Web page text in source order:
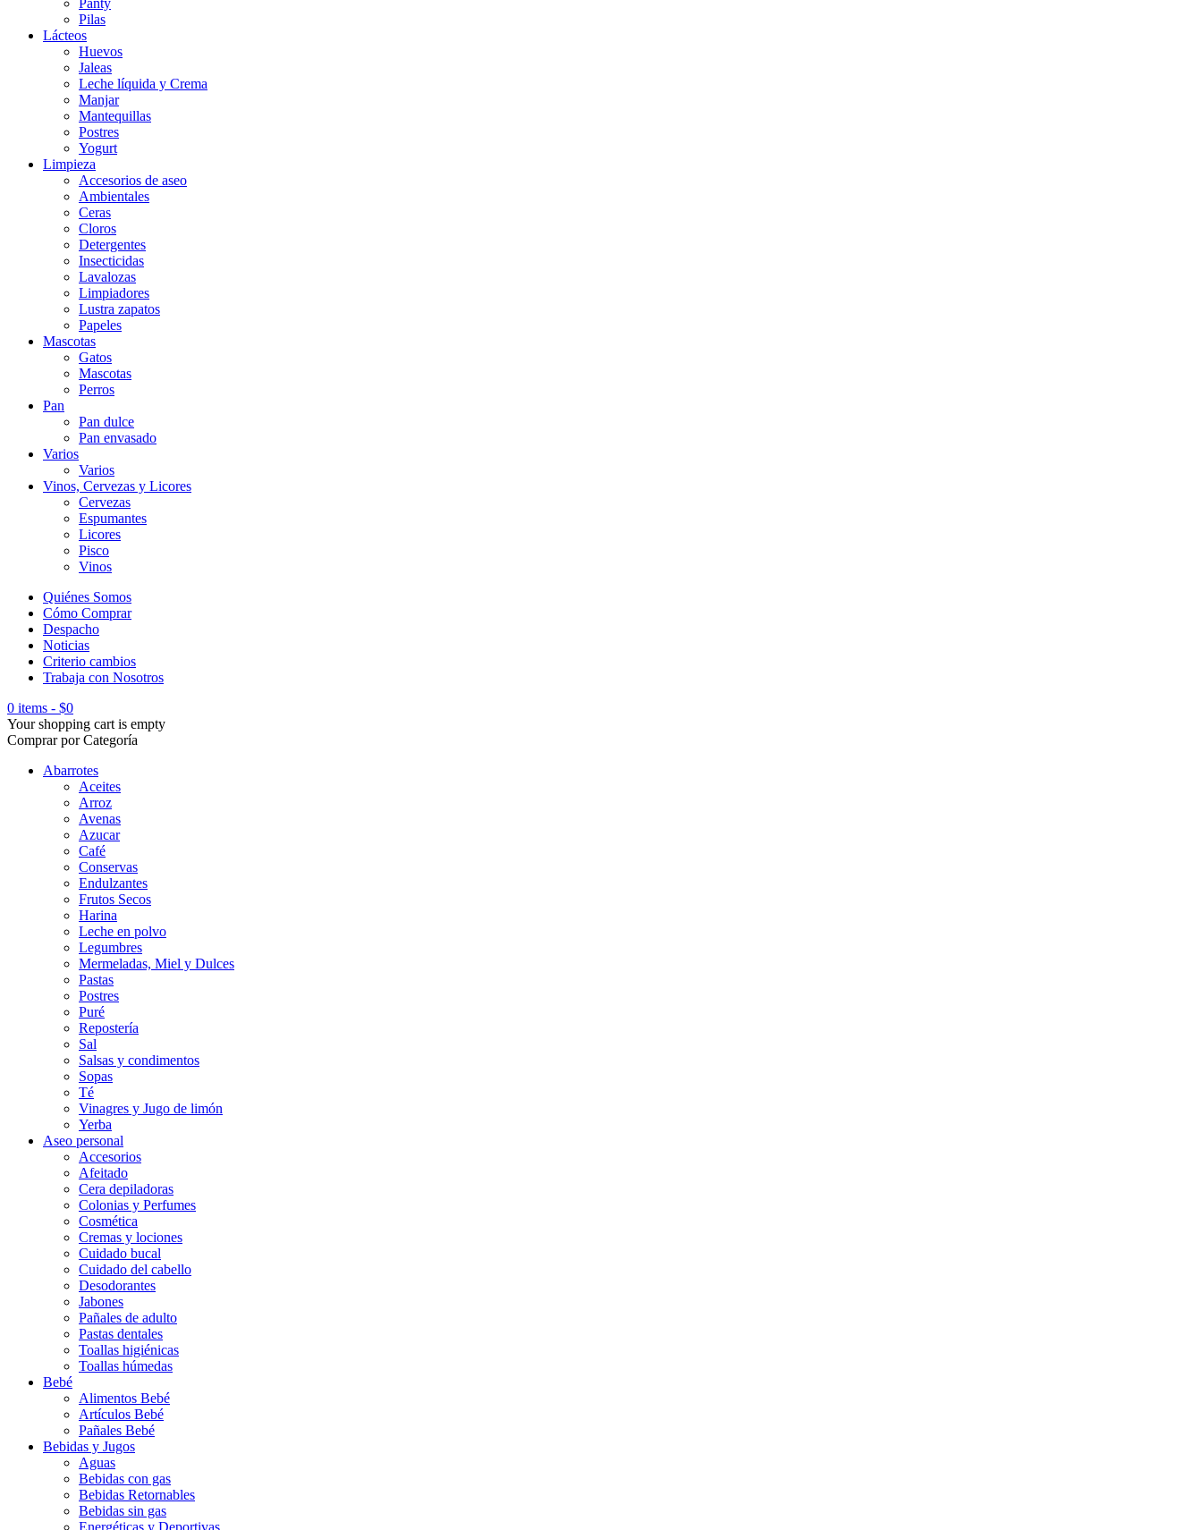
Panty
Pilas
Lácteos
Huevos
Jaleas
Leche líquida y Crema
Manjar
Mantequillas
Postres
Yogurt
Limpieza
Accesorios de aseo
Ambientales
Ceras
Cloros
Detergentes
Insecticidas
Lavalozas
Limpiadores
Lustra zapatos
Papeles
Mascotas
Gatos
Mascotas
Perros
Pan
Pan dulce
Pan envasado
Varios
Varios
Vinos, Cervezas y Licores
Cervezas
Espumantes
Licores
Pisco
Vinos
Quiénes Somos
Cómo Comprar
Despacho
Noticias
Criterio cambios
Trabaja con Nosotros
0 items - $0
Your shopping cart is empty
Comprar por Categoría
Abarrotes
Aceites
Arroz
Avenas
Azucar
Café
Conservas
Endulzantes
Frutos Secos
Harina
Leche en polvo
Legumbres
Mermeladas, Miel y Dulces
Pastas
Postres
Puré
Repostería
Sal
Salsas y condimentos
Sopas
Té
Vinagres y Jugo de limón
Yerba
Aseo personal
Accesorios
Afeitado
Cera depiladoras
Colonias y Perfumes
Cosmética
Cremas y lociones
Cuidado bucal
Cuidado del cabello
Desodorantes
Jabones
Pañales de adulto
Pastas dentales
Toallas higiénicas
Toallas húmedas
Bebé
Alimentos Bebé
Artículos Bebé
Pañales Bebé
Bebidas y Jugos
Aguas
Bebidas con gas
Bebidas Retornables
Bebidas sin gas
Energéticas y Deportivas